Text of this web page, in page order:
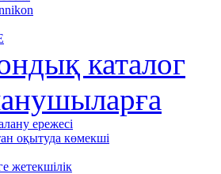
каталог
ережесі
оқытуда көмекші
жетекшілік